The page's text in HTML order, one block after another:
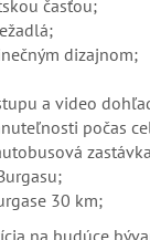
časťou;
dizajnom;
a video
počas
30 km;
na budúce